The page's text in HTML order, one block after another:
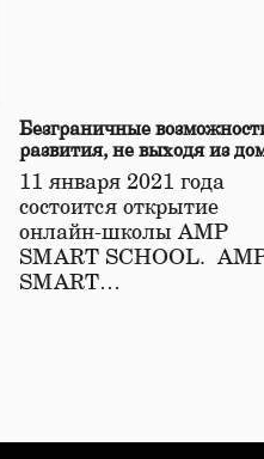
Безграничные
развития, не выходя из
11 января 2021 года
состоится открытие
онлайн-школы АМР
SMART SCHOOL.
SMART…